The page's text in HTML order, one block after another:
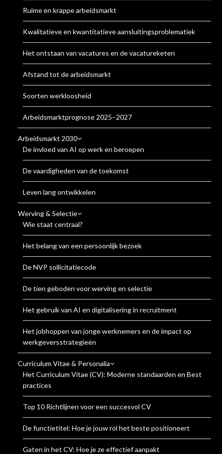
Ruime en krappe arbeidsmarkt
Kwalitatieve en kwantitatieve aansluitingsproblematiek
Het ontstaan van vacatures en de vacatureketen
Afstand tot de arbeidsmarkt
Soorten werkloosheid
Arbeidsmarktprognose 2025–2027
Arbeidsmarkt 2030
De invloed van AI op werk en beroepen
De vaardigheden van de toekomst
Leven lang ontwikkelen
Werving & Selectie
Wie staat centraal?
Het belang van een persoonlijk bezoek
De NVP sollicitatiecode
De tien geboden voor werving en selectie
Het gebruik van AI en digitalisering in recruitment
Het jobhoppen van jonge werknemers en de impact op
werkgeversstrategieën
Curriculum Vitae & Personalia
Het Curriculum Vitae (CV): Moderne standaarden en Best
practices
Top 10 Richtlijnen voor een succesvol CV
De functietitel: Hoe je jouw rol het beste positioneert
Gaten in het CV: Hoe je ze effectief aanpakt